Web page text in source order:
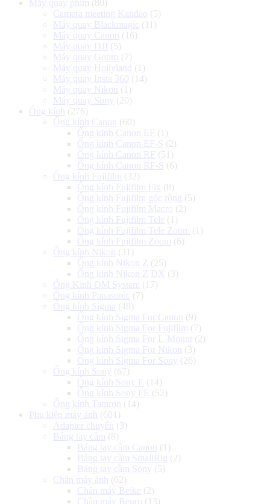
Máy quay phim (80)
Camera meeting Kandao (5)
Máy quay Blackmagic (11)
Máy quay Canon
(16)
Máy quay DJI (5)
Máy quay Gopro (7)
Máy quay Hollyland
(1)
Máy quay Insta 360 (14)
Máy quay Nikon
(1)
Máy quay Sony (20)
Ống kính
(276)
Ống kính Canon
(60)
Ống kính Canon EF
(1)
Ống kính Canon EF-S (2)
Ống kính Canon RF
(51)
Ống kính Canon RF-S (6)
Ống kính Fujifilm (32)
Ống kính Fujifilm Fix (8)
Ống kính Fujifilm góc rộng (5)
Ống kính Fujifilm Macro (2)
Ống kính Fujifilm Tele (1)
Ống kính Fujifilm Tele Zoom (1)
Ống kính Fujifilm Zoom (6)
Ống kính Nikon
(31)
Ống kính Nikon Z (25)
Ống kính Nikon Z DX (3)
Ống Kính OM System (17)
Ống kính Panasonic (7)
Ống kính Sigma (48)
Ống kính Sigma For Canon
(9)
Ống kính Sigma For Fujifilm (7)
Ống kính Sigma For L-Mount (2)
Ống kính Sigma For Nikon
(3)
Ống kính Sigma For Sony (26)
Ống kính Sony (67)
Ống kính Sony E
(14)
Ống kính Sony FE
(52)
Ống kính Tamron
(14)
Phụ kiện máy ảnh
(601)
Adapter chuyển
(3)
Báng tay cầm (8)
Báng tay cầm Canon
(1)
Báng tay cầm SmallRig (2)
Báng tay cầm Sony (5)
Chân máy ảnh
(62)
Chân máy Beike (2)
Chân máy Benro (13)